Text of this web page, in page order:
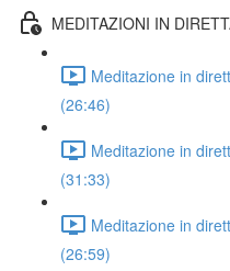
MEDITAZIONI IN
Meditazione in
(26:46)
Meditazione in
(31:33)
Meditazione in
(26:59)